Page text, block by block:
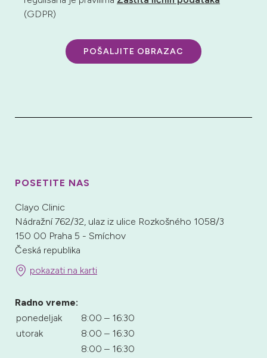
(GDPR)
POŠALJITE OBRAZAC
POSETITE NAS
Clayo Clinic
Nádražní 762/32, ulaz iz ulice Rozkošného 1058/3
150 00 Praha 5 - Smíchov
Česká republika
pokazati na karti
Radno vreme:
ponedeljak
8:00 – 16:30
utorak
8:00 – 16:30
8:00 – 16:30